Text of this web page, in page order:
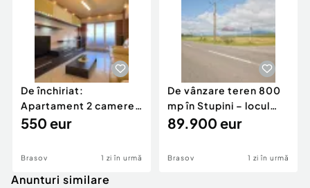
De închiriat:
Apartament 2 camere
Răcădău | Dressing ...
550 eur
Brasov 1 zi în urmă
De vânzare teren 800
mp în Stupini – locul
viitoarei ...
89.900 eur
Brasov 1 zi în urmă
Anunturi similare